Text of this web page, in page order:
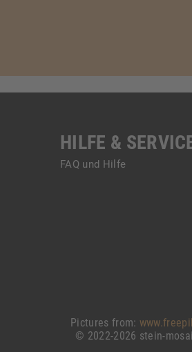
HILFE &
FAQ und Hilfe
Pictures from:
© 2022-2026 stein-